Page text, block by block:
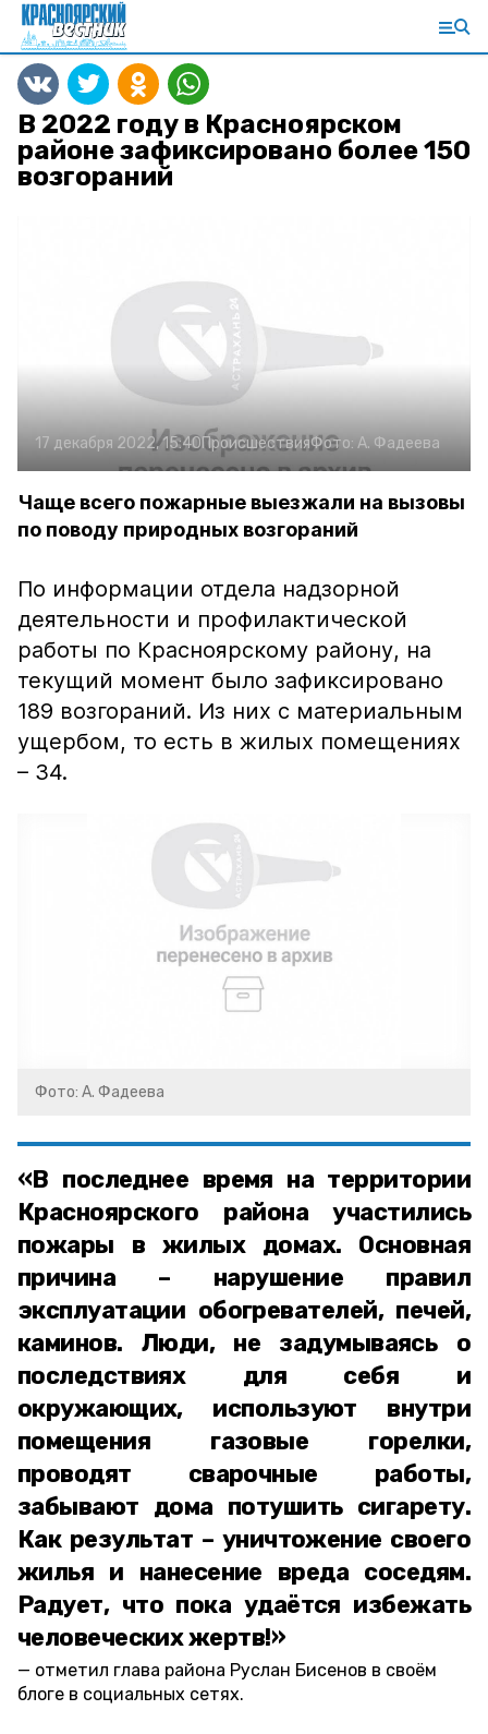
В 2022 году в Красноярском
районе зафиксировано более 150
возгораний
17 декабря 2022, 15:40ПроисшествияФото: А. Фадеева
Чаще всего пожарные выезжали на вызовы
по поводу природных возгораний
По информации отдела надзорной
деятельности и профилактической
работы по Красноярскому району, на
текущий момент было зафиксировано
189 возгораний. Из них с материальным
ущербом, то есть в жилых помещениях
– 34.
Фото: А. Фадеева
«В последнее время на территории
Красноярского района участились
пожары в жилых домах. Основная
причина – нарушение правил
эксплуатации обогревателей, печей,
каминов. Люди, не задумываясь о
последствиях для себя и
окружающих, используют внутри
помещения газовые горелки,
проводят сварочные работы,
забывают дома потушить сигарету.
Как результат – уничтожение своего
жилья и нанесение вреда соседям.
Радует, что пока удаётся избежать
человеческих жертв!»
отметил глава района Руслан Бисенов в своём
блоге в социальных сетях.